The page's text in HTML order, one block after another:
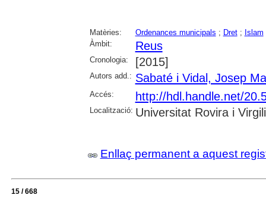
Matèries: Ordenances municipals ; Dret; Islam
Àmbit:
Reus
Cronologia: [2015]
Autors add.: Sabaté i Vidal, Josep
Accés: http://hdl.handle.net/
Localització: Universitat Rovira i Virgili
Enllaç permanent a aquest
15 / 668